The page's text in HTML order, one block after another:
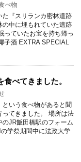
べ物
た『スリランカ密林遺跡
中に埋もれていた遺跡
っていたお宝を持ち帰っ
子酒 EXTRA SPECIAL
べてきました。
いう食べ物があると聞
ってきました。 場所は法
JR飯田橋駅のフォーム
学祭期間中に法政大学